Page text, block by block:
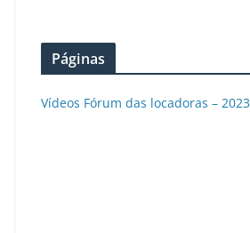
Páginas
Vídeos Fórum das locadoras – 2023